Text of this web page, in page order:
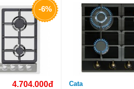
-6%
4.704.000đ Cata